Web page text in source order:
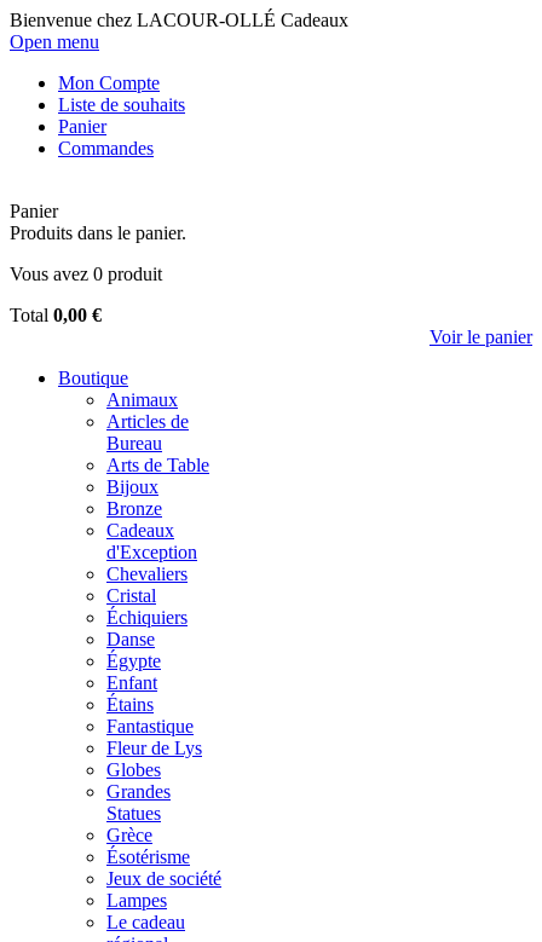
Bienvenue chez LACOUR-OLLÉ Cadeaux
Open menu
Mon Compte
Liste de souhaits
Panier
Commandes
Panier
Produits dans le panier.
Vous avez 0 produit
Total 0,00 €
Voir le panier
Boutique
Animaux
Articles de
Bureau
Arts de Table
Bijoux
Bronze
Cadeaux
d'Exception
Chevaliers
Cristal
Échiquiers
Danse
Égypte
Enfant
Étains
Fantastique
Fleur de Lys
Globes
Grandes
Statues
Grèce
Ésotérisme
Jeux de société
Lampes
Le cadeau